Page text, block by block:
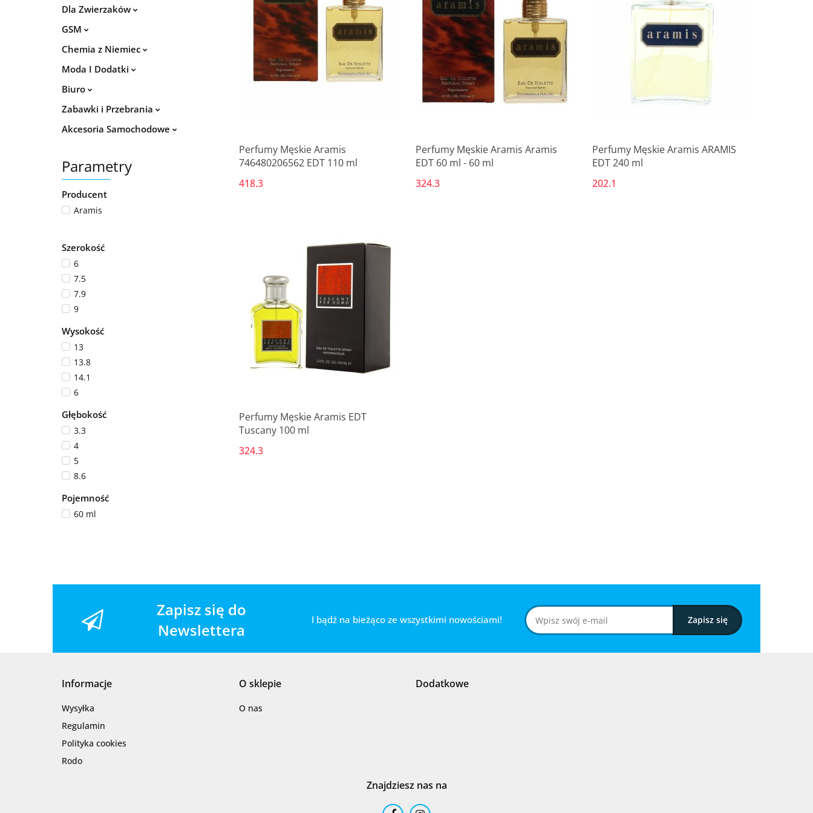
Dla Zwierzaków
GSM
Chemia z Niemiec
Moda I Dodatki
Biuro
Zabawki i Przebrania
Akcesoria Samochodowe
Parametry
Producent
Aramis
Szerokość
6
7.5
7.9
9
Wysokość
13
13.8
14.1
6
Głębokość
3.3
4
5
8.6
Pojemność
60 ml
Perfumy Męskie Aramis
746480206562 EDT 110 ml
418.3
Perfumy Męskie Aramis Aramis
EDT 60 ml - 60 ml
324.3
Produkt niedostępny
Perfumy Męskie Aramis ARAMIS
EDT 240 ml
202.1
Produkt niedostępny
Perfumy Męskie Aramis EDT
Tuscany 100 ml
324.3
Zapisz się do
Newslettera
I bądź na bieżąco ze wszystkimi nowościami!
Informacje
Wysyłka
Regulamin
Polityka cookies
Rodo
O sklepie
O nas
Dodatkowe
Znajdziesz nas na